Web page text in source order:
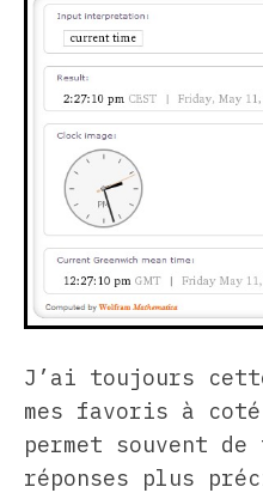
J’ai toujours
mes favoris à
permet souvent
réponses plus